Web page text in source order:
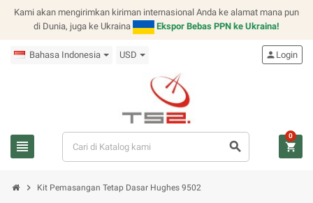
Kami akan mengirimkan kiriman internasional Anda ke alamat mana pun
di Dunia, juga ke Ukraina
Ekspor Bebas PPN ke Ukraina!
Bahasa Indonesia USD
view_headline search
person Login
shopping_cart
0
chevron_right Kit Pemasangan Tetap Dasar Hughes 9502